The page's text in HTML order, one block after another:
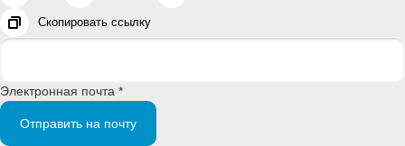
Скопировать ссылку
Электронная почта *
Отправить на почту